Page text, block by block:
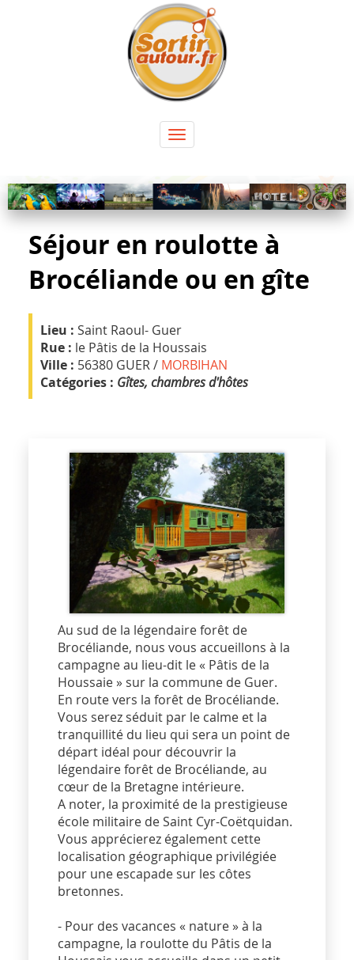
Toggle
navigation
Séjour en roulotte à
Brocéliande ou en gîte
Lieu : Saint Raoul- Guer
Rue : le Pâtis de la Houssais
Ville : 56380 GUER / MORBIHAN
Catégories : Gîtes, chambres d'hôtes
Au sud de la légendaire forêt de
Brocéliande, nous vous accueillons à la
campagne au lieu-dit le « Pâtis de la
Houssaie » sur la commune de Guer.
En route vers la forêt de Brocéliande.
Vous serez séduit par le calme et la
tranquillité du lieu qui sera un point de
départ idéal pour découvrir la
légendaire forêt de Brocéliande, au
cœur de la Bretagne intérieure.
A noter, la proximité de la prestigieuse
école militaire de Saint Cyr-Coëtquidan.
Vous apprécierez également cette
localisation géographique privilégiée
pour une escapade sur les côtes
bretonnes.
- Pour des vacances « nature » à la
campagne, la roulotte du Pâtis de la
Panneau de gestion des cookies